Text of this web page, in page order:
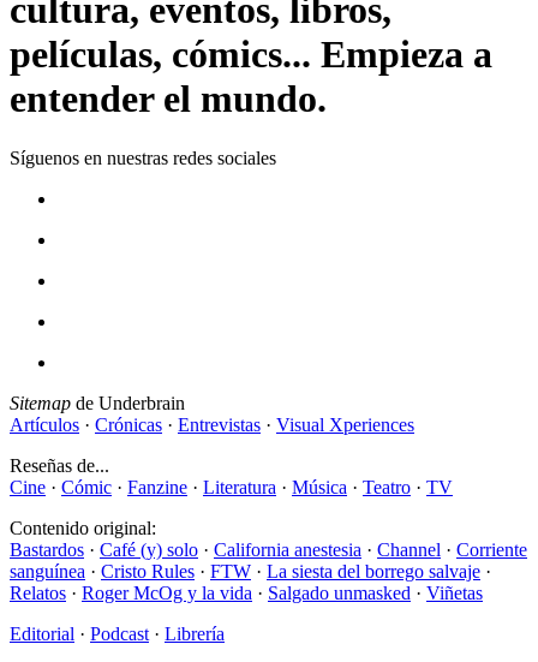
cultura, eventos, libros,
películas, cómics... Empieza a
entender el mundo.
Síguenos en nuestras redes sociales
Sitemap de Underbrain
Artículos · Crónicas · Entrevistas · Visual Xperiences
Reseñas de...
Cine · Cómic · Fanzine · Literatura · Música · Teatro · TV
Contenido original:
Bastardos · Café (y) solo · California anestesia · Channel · Corriente
sanguínea · Cristo Rules · FTW · La siesta del borrego salvaje ·
Relatos · Roger McOg y la vida · Salgado unmasked · Viñetas
Editorial · Podcast · Librería